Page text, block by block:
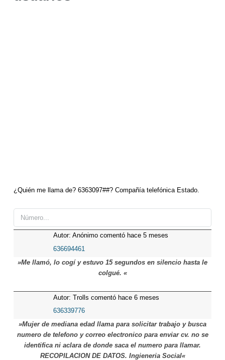
¿Quién me llama de? 6363097##? Compañía telefónica Estado.
Autor: Anónimo comentó hace 5 meses
636694461
»Me llamó, lo cogí y estuvo 15 segundos en silencio hasta le
colgué. «
Autor: Trolls comentó hace 6 meses
636339776
»Mujer de mediana edad llama para solicitar trabajo y busca
numero de telefono y correo electronico para enviar cv. no se
identifica ni aclara de donde saca el numero para llamar.
RECOPILACION DE DATOS. Ingieneria Social«